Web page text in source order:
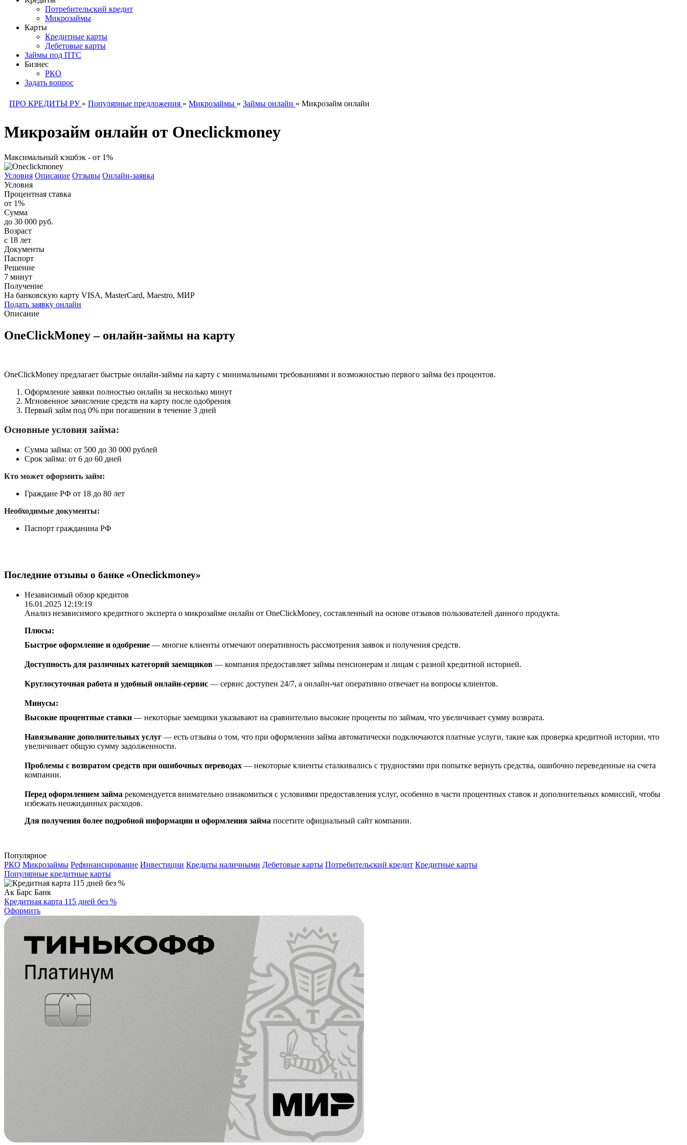
Потребительский кредит
Микрозаймы
Карты
Кредитные карты
Дебетовые карты
Займы под ПТС
Бизнес
РКО
Задать вопрос
ПРО КРЕДИТЫ РУ » Популярные предложения » Микрозаймы » Займы онлайн » Микрозайм онлайн
Микрозайм онлайн от Oneclickmoney
Максимальный кэшбэк - от 1%
Условия Описание Отзывы Онлайн-заявка
Условия
Процентная ставка
от 1%
Сумма
до 30 000 руб.
Возраст
с 18 лет
Документы
Паспорт
Решение
7 минут
Получение
На банковскую карту VISA, MasterCard, Maestro, МИР
Подать заявку онлайн
Описание
OneClickMoney – онлайн-займы на карту
OneClickMoney предлагает быстрые онлайн-займы на карту с минимальными требованиями и возможностью первого займа без процентов.
Оформление заявки полностью онлайн за несколько минут
Мгновенное зачисление средств на карту после одобрения
Первый займ под 0% при погашении в течение 3 дней
Основные условия займа:
Сумма займа: от 500 до 30 000 рублей
Срок займа: от 6 до 60 дней
Кто может оформить займ:
Граждане РФ от 18 до 80 лет
Необходимые документы:
Паспорт гражданина РФ
Последние отзывы о банке «Oneclickmoney»
Независимый обзор кредитов
16.01.2025 12:19:19
Анализ независимого кредитного эксперта о микрозайме онлайн от OneClickMoney, составленный на основе отзывов пользователей данного продукта.
Плюсы:
Быстрое оформление и одобрение — многие клиенты отмечают оперативность рассмотрения заявок и получения средств.
Доступность для различных категорий заемщиков — компания предоставляет займы пенсионерам и лицам с разной кредитной историей.
Круглосуточная работа и удобный онлайн-сервис — сервис доступен 24/7, а онлайн-чат оперативно отвечает на вопросы клиентов.
Минусы:
Высокие процентные ставки — некоторые заемщики указывают на сравнительно высокие проценты по займам, что увеличивает сумму возврата.
Навязывание дополнительных услуг — есть отзывы о том, что при оформлении займа автоматически подключаются платные услуги, такие как проверка кредитной истории, что
увеличивает общую сумму задолженности.
Проблемы с возвратом средств при ошибочных переводах — некоторые клиенты сталкивались с трудностями при попытке вернуть средства, ошибочно переведенные на счета
компании.
Перед оформлением займа рекомендуется внимательно ознакомиться с условиями предоставления услуг, особенно в части процентных ставок и дополнительных комиссий, чтобы
избежать неожиданных расходов.
Для получения более подробной информации и оформления займа посетите официальный сайт компании.
Популярное
РКО Микрозаймы Рефинансирование Инвестиции Кредиты наличными Дебетовые карты Потребительский кредит Кредитные карты
Популярные кредитные карты
Ак Барс Банк
Кредитная карта 115 дней без %
Оформить